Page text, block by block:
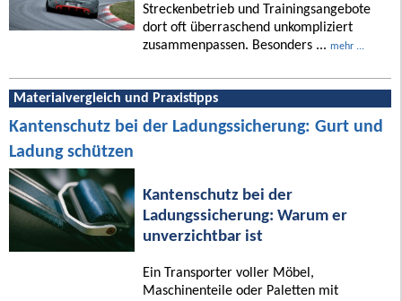
Streckenbetrieb und Trainingsangebote
dort oft überraschend unkompliziert
zusammenpassen. Besonders ... mehr ...
Materialvergleich und Praxistipps
Kantenschutz bei der Ladungssicherung: Gurt und
Ladung schützen
Kantenschutz bei der
Ladungssicherung: Warum er
unverzichtbar ist
Ein Transporter voller Möbel,
Maschinenteile oder Paletten mit